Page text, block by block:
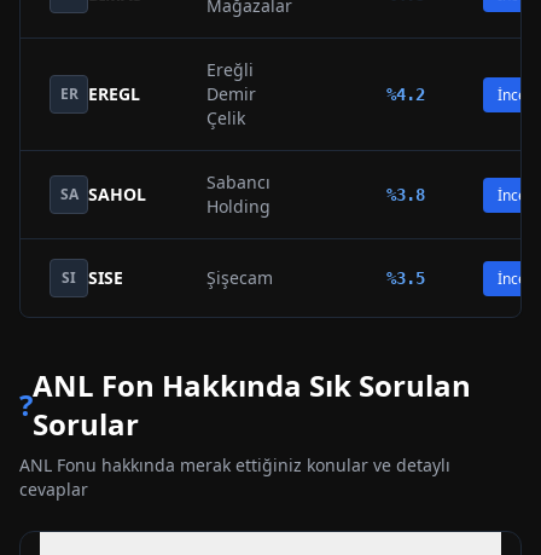
Mağazalar
ER EREGL
Ereğli
Demir
Çelik
%4.2 İncele
SA SAHOL
Sabancı
Holding
%3.8 İncele
SI SISE Şişecam %3.5 İncele
?ANL Fon Hakkında Sık Sorulan
Sorular
ANL Fonu hakkında merak ettiğiniz konular ve detaylı
cevaplar